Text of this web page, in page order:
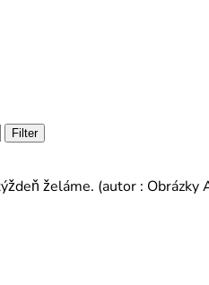
Filter
želáme. (autor : Obrázky